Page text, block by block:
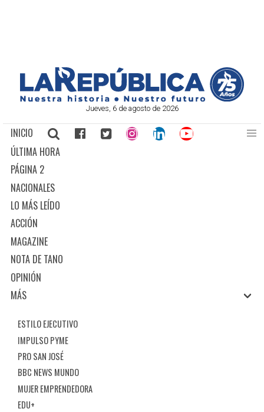
Jueves, 6 de agosto de 2026
INICIO
ÚLTIMA HORA
PÁGINA 2
NACIONALES
LO MÁS LEÍDO
ACCIÓN
MAGAZINE
NOTA DE TANO
OPINIÓN
MÁS
ESTILO EJECUTIVO
IMPULSO PYME
PRO SAN JOSÉ
BBC NEWS MUNDO
MUJER EMPRENDEDORA
EDU+